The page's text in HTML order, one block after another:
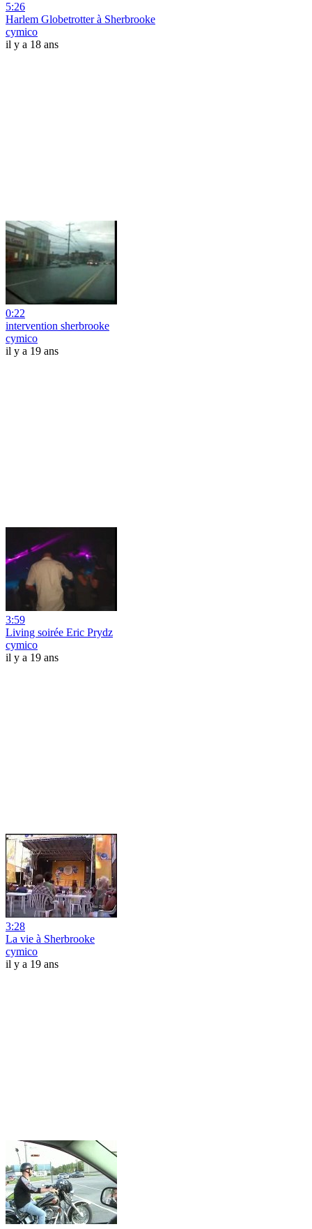
5:26
Harlem Globetrotter à Sherbrooke
cymico
il y a 18 ans
0:22
intervention sherbrooke
cymico
il y a 19 ans
3:59
Living soirée Eric Prydz
cymico
il y a 19 ans
3:28
La vie à Sherbrooke
cymico
il y a 19 ans